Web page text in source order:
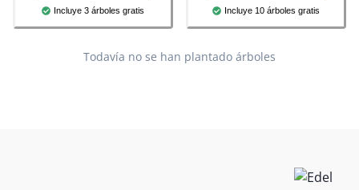
Incluye 3 árboles gratis Incluye 10 árboles gratis
Todavía no se han plantado árboles